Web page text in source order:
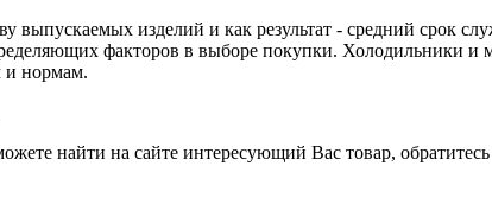
выпускаемых изделий и как результат - средний срок
факторов в выборе покупки. Холодильники
и нормам.
найти на сайте интересующий Вас товар,